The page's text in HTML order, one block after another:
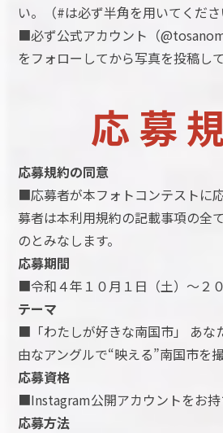
い。（#は必ず半角を用いてくださ
■必ず公式アカウント（
をフォローしてから写真を投稿し
応 募
応募規約の同意
■応募者が本フォトコンテストに
募者は本利用規約の記載事項の全
のとみなします。
応募期間
■令和４年１０月１日（土）～２
テーマ
■「わたしが好きな南国市」 あな
由なアングルで“映える”南国市を
応募資格
■Instagram公開アカウントをお持
応募方法